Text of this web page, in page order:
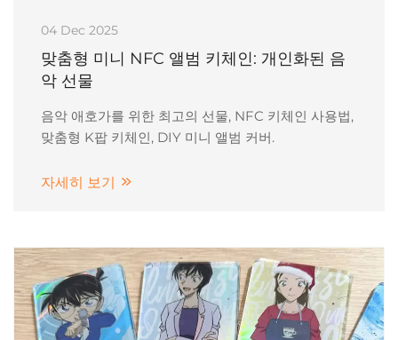
04 Dec 2025
맞춤형 미니 NFC 앨범 키체인: 개인화된 음
악 선물
음악 애호가를 위한 최고의 선물, NFC 키체인 사용법,
맞춤형 K팝 키체인, DIY 미니 앨범 커버.
자세히 보기